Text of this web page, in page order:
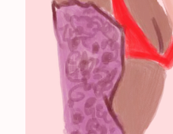
Vie de couple
Libido &
Séduction,
Plan cul
Astrologie
Dating &